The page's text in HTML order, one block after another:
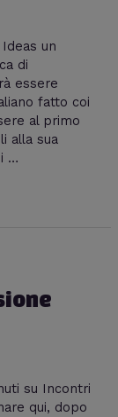
un
di
essere
fatto coi
al primo
alla sua
…
su Incontri
qui, dopo